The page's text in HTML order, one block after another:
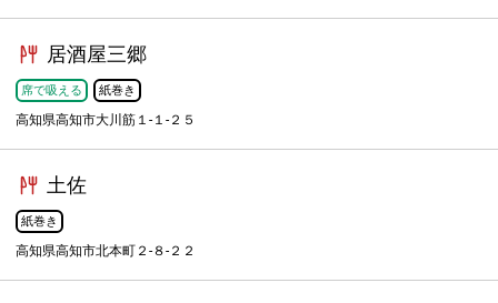
居酒屋三郷
席で吸える 紙巻き
高知県高知市大川筋１-１-２５
土佐
紙巻き
高知県高知市北本町２-８-２２